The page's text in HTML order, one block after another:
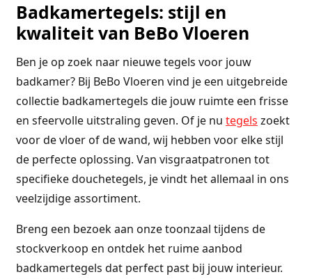
Badkamertegels: stijl en
kwaliteit van BeBo Vloeren
Ben je op zoek naar nieuwe tegels voor jouw
badkamer? Bij BeBo Vloeren vind je een uitgebreide
collectie badkamertegels die jouw ruimte een frisse
en sfeervolle uitstraling geven. Of je nu tegels zoekt
voor de vloer of de wand, wij hebben voor elke stijl
de perfecte oplossing. Van visgraatpatronen tot
specifieke douchetegels, je vindt het allemaal in ons
veelzijdige assortiment.
Breng een bezoek aan onze toonzaal tijdens de
stockverkoop en ontdek het ruime aanbod
badkamertegels dat perfect past bij jouw interieur.